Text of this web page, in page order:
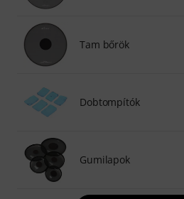
Tam bőrök
Dobtompítók
Gumilapok